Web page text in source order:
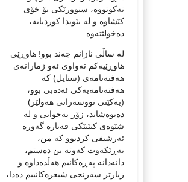
نه‌كوتووه‌، سنوورێكی بۆ خۆی
كێشاوه‌ و له‌ نێویدا كوردیانه‌،
ده‌خولێته‌وه‌.
له‌ ساڵی نازانم چه‌ند بوو! هاوڕێی
هاوڕێیه‌كم ته‌واوی ئه‌و ژمارانه‌ی
هه‌فته‌نامه‌ی (ستایل) كه‌
هه‌فته‌نامه‌یه‌كی ئه‌ده‌بی بوو،
(یه‌كێتی نووسه‌رانی هه‌ولێر)
ده‌یوه‌شاند، زۆر به‌جوانی و له‌
شێوه‌ی كتێبێكی قه‌باره‌ گه‌وره‌
ئه‌رشیفی كردبوو كه‌ من،
به‌ڕێكه‌وت كه‌وته‌ بن ده‌ستم،
دانه‌دانه‌ په‌ڕه‌كانیم هه‌ڵده‌داوه‌ و
زیارتر سه‌رنجی شیعره‌كانییم ده‌دا،